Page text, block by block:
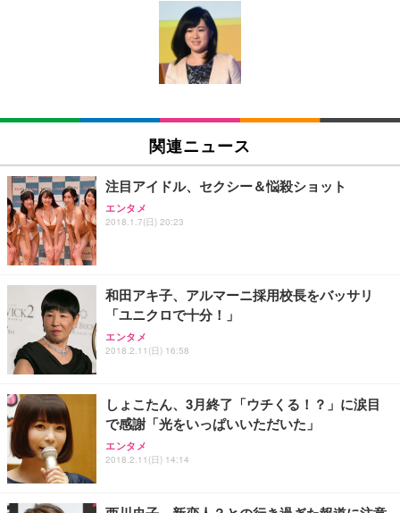
[EdoErgo] オフィスチェア 椅子 テレワーク 疲れな
い 跳ね上げ式アームレスト コンパクト 約105度ロッ
キング pc 事務椅子 360度回転 座面昇降 強化ナイロ
ン樹脂ベース 通気性メッシュ 在宅ワーク H-WY01
(黒網+黒枠+黒足)
SIHOO B100 オフィスチェア／デスクチェア メッシ
ュチェア 人間工学 疲れない ブラック
￥27,999
Sezlife オフィスチェア デスクチェア 疲れない テレ
務用 おしゃれ パソコンチェア (ブラック)
Sezlife オフィスチェア デスクチェア 疲れない テレ
ワーク チェア 強化バックレスト 30度ロッキング機
能 人間工学 椅子 腰サポート 90度跳ね上げ式アーム
務用 おしゃれ パソコンチェア (ホワイト)
ANDWINT オフィスチェア デスクチェア 肘なし メ
ッシュ 通気性 ランバーサポート付き 腰サポート ガ
ス圧無段階昇降 360度回転 キャスター付き コンパク
EIZO ビジネス向けプレミアムモニター | FlexScan
EV3240X-WT | 31.5型4K UHD・USB Type-C・ホワ
￥105,595
EIZO ビジネス向けプレミアムモニター | FlexScan
￥109,572
【純正品】27"ゲーミングモニター DualSense 充電
【整備済み品】Dell E2724HS 27インチ 液晶モニタ
ー フルHD（1920×1080）VA 非光沢 HDMI/DisplayP
ort/VGA スピーカー内蔵 高さ調整 スイベル VESA対
【MiniLED/24.5inch/280Hz/FHD】GRAPHT THE S
HOOTER Gaming Monitor 24” Essential ゲーミン
グモニター QD 24.5インチ 1ms FHD 量子ドット 残
Amazonベーシック ペットシーツ 薄型 レギュラー 1
回使い捨て 無香料 ホワイト 300枚
Amazonベーシック ペットシーツ 厚型 ワイド 42枚
x2袋(84枚) ホワイト(吸収面:ライトブルー)
￥3,234
ネオ・ルーライフ ネオ・オムツ L 中型犬用 26枚入
Smart Basic(スマートベーシック) 【Amazon.co.jp
限定】 Smart Basic アイリスオーヤマ ペットシーツ
超厚型 お徳用 ワイド 100枚入 (x 1) (ケース販売)
アイリスオーヤマ ペットシーツ 超厚型 お徳用 レギ
ュラー 200枚入【Amazon.co.jp限定】
関連ニュース
注目アイドル、セクシー＆悩殺ショット
エンタメ
2018.1.7(日) 20:23
和田アキ子、アルマーニ採用校長をバッサリ
「ユニクロで十分！」
エンタメ
2018.2.11(日) 16:58
しょこたん、3月終了「ウチくる！？」に涙目
で感謝「光をいっぱいいただいた」
エンタメ
2018.2.11(日) 14:14